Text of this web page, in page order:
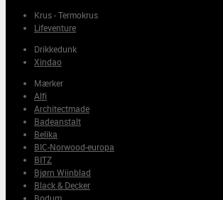
Krus - Termokrus
Lifeventure
Drikkedunk
Xindao
Mærker
Alfi
Architectmade
Badeanstalt
Belika
BIC-Norwood-europa
BITZ
Bjørn Wiinblad
Black & Decker